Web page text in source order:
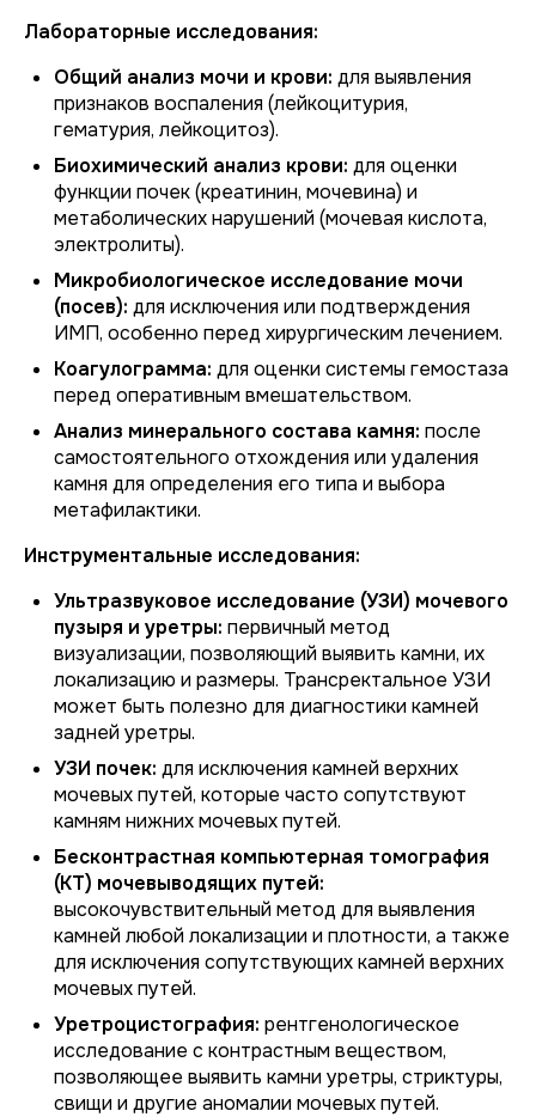
Лабораторные исследования:
Общий анализ мочи и крови: для выявления
признаков воспаления (лейкоцитурия,
гематурия, лейкоцитоз).
Биохимический анализ крови: для оценки
функции почек (креатинин, мочевина) и
метаболических нарушений (мочевая кислота,
электролиты).
Микробиологическое исследование мочи
(посев): для исключения или подтверждения
ИМП, особенно перед хирургическим лечением.
Коагулограмма: для оценки системы гемостаза
перед оперативным вмешательством.
Анализ минерального состава камня: после
самостоятельного отхождения или удаления
камня для определения его типа и выбора
метафилактики.
Инструментальные исследования:
Ультразвуковое исследование (УЗИ) мочевого
пузыря и уретры: первичный метод
визуализации, позволяющий выявить камни, их
локализацию и размеры. Трансректальное УЗИ
может быть полезно для диагностики камней
задней уретры.
УЗИ почек: для исключения камней верхних
мочевых путей, которые часто сопутствуют
камням нижних мочевых путей.
Бесконтрастная компьютерная томография
(КТ) мочевыводящих путей:
высокочувствительный метод для выявления
камней любой локализации и плотности, а также
для исключения сопутствующих камней верхних
мочевых путей.
Уретроцистография: рентгенологическое
исследование с контрастным веществом,
позволяющее выявить камни уретры, стриктуры,
свищи и другие аномалии мочевых путей.